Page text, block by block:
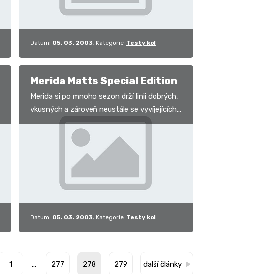
Datum: 05. 03. 2003 Kategorie: Testy kol
Merida Matts Special Edition
Merida si po mnoho sezon drží linii dobrých,
vkusných a zároveň neustále se vyvíjejících
rámů svých kol. Hlavní devizou je velmi
Datum: 05. 03. 2003 Kategorie: Testy kol
1 ... 277 278 279 další články